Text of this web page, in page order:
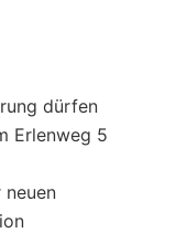
dürfen
Erlenweg 5
neuen